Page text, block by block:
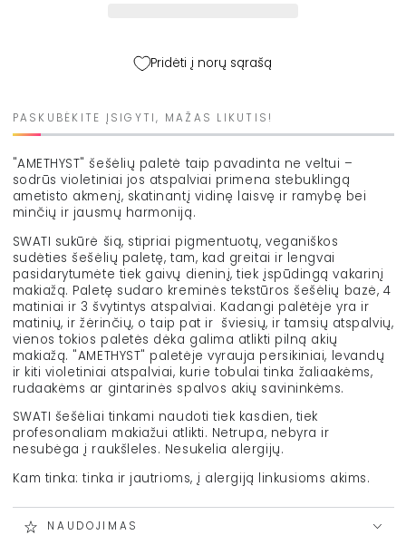
Pridėti į norų sąrašą
PASKUBĖKITE ĮSIGYTI, MAŽAS LIKUTIS!
"AMETHYST" šešėlių paletė taip pavadinta ne veltui –
sodrūs violetiniai jos atspalviai primena stebuklingą
ametisto akmenį, skatinantį vidinę laisvę ir ramybę bei
minčių ir jausmų harmoniją.
SWATI sukūrė šią, stipriai pigmentuotų, veganiškos
sudėties šešėlių paletę, tam, kad greitai ir lengvai
pasidarytumėte tiek gaivų dieninį, tiek įspūdingą vakarinį
makiažą. Paletę sudaro kreminės tekstūros šešėlių bazė, 4
matiniai ir 3 švytintys atspalviai. Kadangi palėtėje yra ir
matinių, ir žėrinčių, o taip pat ir šviesių, ir tamsių atspalvių,
vienos tokios paletės dėka galima atlikti pilną akių
makiažą. "AMETHYST" paletėje vyrauja persikiniai, levandų
ir kiti violetiniai atspalviai, kurie tobulai tinka žaliaakėms,
rudaakėms ar gintarinės spalvos akių savininkėms.
SWATI šešėliai tinkami naudoti tiek kasdien, tiek
profesonaliam makiažui atlikti. Netrupa, nebyra ir
nesubėga į raukšleles. Nesukelia alergijų.
Kam tinka: tinka ir jautrioms, į alergiją linkusioms akims.
NAUDOJIMAS